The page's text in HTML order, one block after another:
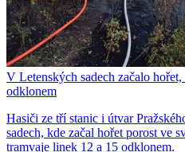
V Letenských sadech začalo
odklonem
Hasiči ze tří stanic i útvar
sadech, kde začal hořet porost ve
tramvaje linek 12 a 15 odklonem.